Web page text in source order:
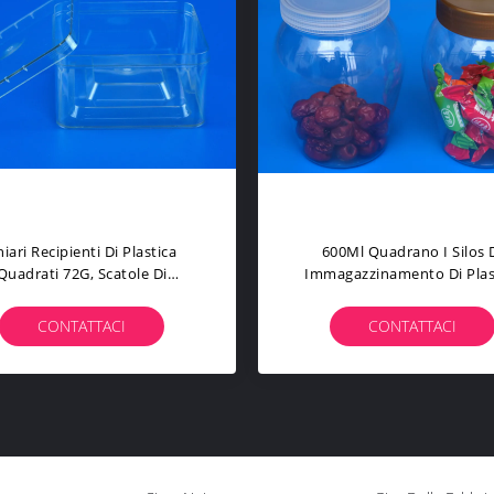
I Barattoli Di Plastica 908Ml
Di Stoccaggio Dell'alimento
96 * Di 151MM 40℃
CONTATTACI
1080Ml Quadrano Il
Amichevole Di Plastica
Silos DiCONTATTACI